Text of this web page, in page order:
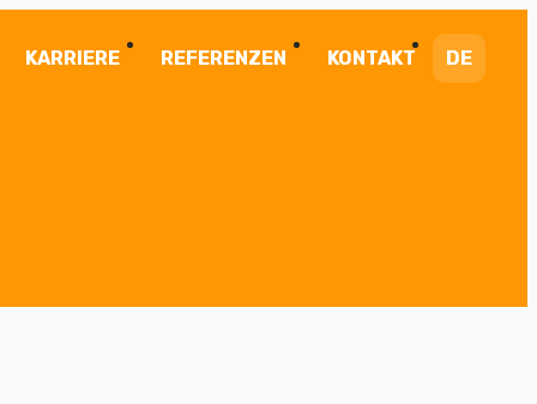
KARRIERE REFERENZEN KONTAKT DE